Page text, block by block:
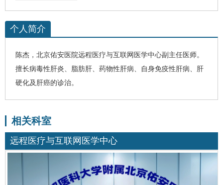
个人简介
陈杰 ，北京佑安医院远程医疗与互联网医学中心副主任医师。
擅长病毒性肝炎 脂肪肝 、药物性肝病、自身免疫性肝病、
肝
硬化及 肝癌的诊治。
相关科室
远程医疗与互联网医学中心